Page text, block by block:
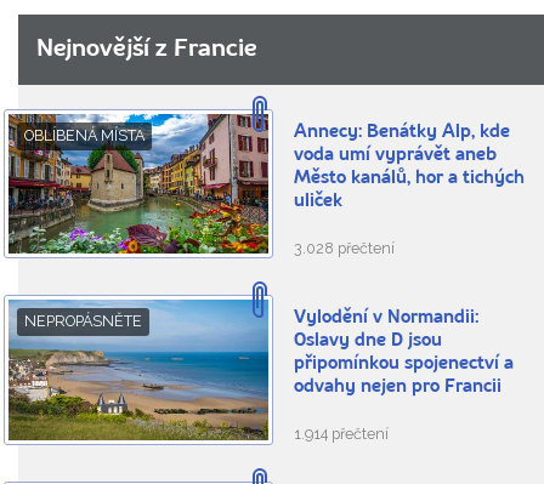
Nejnovější z Francie
OBLÍBENÁ MÍSTA
Annecy: Benátky Alp, kde
voda umí vyprávět aneb
Město kanálů, hor a tichých
uliček
3.028 přečtení
NEPROPÁSNĚTE
Vylodění v Normandii:
Oslavy dne D jsou
připomínkou spojenectví a
odvahy nejen pro Francii
1.914 přečtení